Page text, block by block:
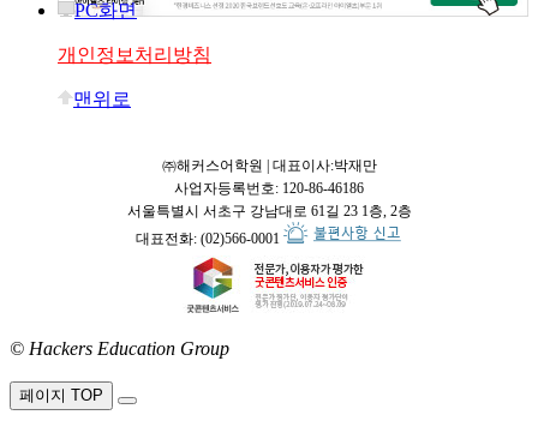
PC화면
개인정보처리방침
맨위로
㈜해커스어학원 | 대표이사:박재만
사업자등록번호: 120-86-46186
서울특별시 서초구 강남대로 61길 23 1층, 2층
대표전화: (02)566-0001
© Hackers Education Group
페이지 TOP